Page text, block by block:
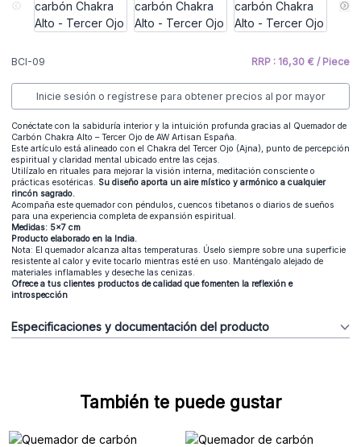
BCI-09 RRP : 16,30 € / Piece
Inicie sesión o regístrese para obtener precios al por mayor
Conéctate con la sabiduría interior y la intuición profunda gracias al Quemador de
Carbón Chakra Alto – Tercer Ojo de AW Artisan España.
Este artículo está alineado con el Chakra del Tercer Ojo (Ajna), punto de percepción
espiritual y claridad mental ubicado entre las cejas.
Utilízalo en rituales para mejorar la visión interna, meditación consciente o
prácticas esotéricas. Su diseño aporta un aire místico y armónico a cualquier
rincón sagrado.
Acompaña este quemador con péndulos, cuencos tibetanos o diarios de sueños
para una experiencia completa de expansión espiritual.
Medidas: 5x7 cm
Producto elaborado en la India.
Nota: El quemador alcanza altas temperaturas. Úselo siempre sobre una superficie
resistente al calor y evite tocarlo mientras esté en uso. Manténgalo alejado de
materiales inflamables y deseche las cenizas.
Ofrece a tus clientes productos de calidad que fomenten la reflexión e
introspección
Especificaciones y documentación del producto
También te puede gustar